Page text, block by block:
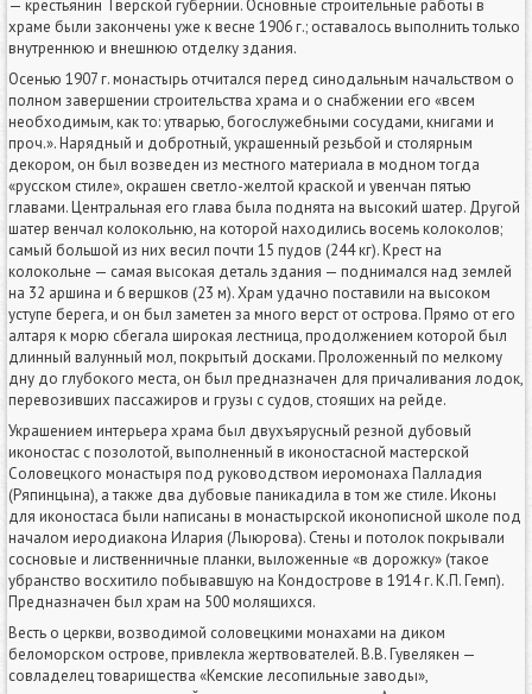
— крестьянин Тверской губернии. Основные строительные работы в
храме были закончены уже к весне 1906 г.; оставалось выполнить только
внутреннюю и внешнюю отделку здания.
Осенью 1907 г. монастырь отчитался перед синодальным начальством о
полном завершении строительства храма и о снабжении его «всем
необходимым, как то: утварью, богослужебными сосудами, книгами и
проч.». Нарядный и добротный, украшенный резьбой и столярным
декором, он был возведен из местного материала в модном тогда
«русском стиле», окрашен светло-желтой краской и увенчан пятью
главами. Центральная его глава была поднята на высокий шатер. Другой
шатер венчал колокольню, на которой находились восемь колоколов;
самый большой из них весил почти 15 пудов (244 кг). Крест на
колокольне — самая высокая деталь здания — поднимался над землей
на 32 аршина и 6 вершков (23 м). Храм удачно поставили на высоком
уступе берега, и он был заметен за много верст от острова. Прямо от его
алтаря к морю сбегала широкая лестница, продолжением которой был
длинный валунный мол, покрытый досками. Проложенный по мелкому
дну до глубокого места, он был предназначен для причаливания лодок,
перевозивших пассажиров и грузы с судов, стоящих на рейде.
Украшением интерьера храма был двухъярусный резной дубовый
иконостас с позолотой, выполненный в иконостасной мастерской
Соловецкого монастыря под руководством иеромонаха Палладия
(Ряпинцына), а также два дубовые паникадила в том же стиле. Иконы
для иконостаса были написаны в монастырской иконописной школе под
началом иеродиакона Илария (Лыюрова). Стены и потолок покрывали
сосновые и лиственничные планки, выложенные «в дорожку» (такое
убранство восхитило побывавшую на Кондострове в 1914 г. К.П. Гемп).
Предназначен был храм на 500 молящихся.
Весть о церкви, возводимой соловецкими монахами на диком
беломорском острове, привлекла жертвователей. В.В. Гувелякен —
совладелец товарищества «Кемские лесопильные заводы»,